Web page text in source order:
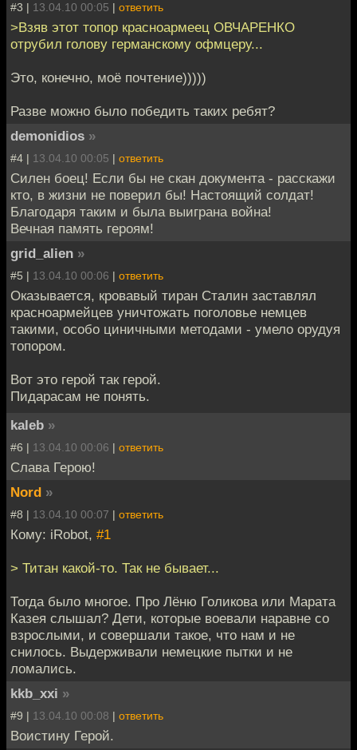
#3 | 13.04.10 00:05 | ответить
>Взяв этот топор красноармеец ОВЧАРЕНКО
отрубил голову германскому офмцеру...
Это, конечно, моё почтение)))))
Разве можно было победить таких ребят?
demonidios »
#4 | 13.04.10 00:05 | ответить
Силен боец! Если бы не скан документа - расскажи
кто, в жизни не поверил бы! Настоящий солдат!
Благодаря таким и была выиграна война!
Вечная память героям!
grid_alien »
#5 | 13.04.10 00:06 | ответить
Оказывается, кровавый тиран Сталин заставлял
красноармейцев уничтожать поголовье немцев
такими, особо циничными методами - умело орудуя
топором.
Вот это герой так герой.
Пидарасам не понять.
kaleb »
#6 | 13.04.10 00:06 | ответить
Слава Герою!
Nord »
#8 | 13.04.10 00:07 | ответить
Кому: iRobot, #1
> Титан какой-то. Так не бывает...
Тогда было многое. Про Лёню Голикова или Марата
Казея слышал? Дети, которые воевали наравне со
взрослыми, и совершали такое, что нам и не
снилось. Выдерживали немецкие пытки и не
ломались.
kkb_xxi »
#9 | 13.04.10 00:08 | ответить
Воистину Герой.